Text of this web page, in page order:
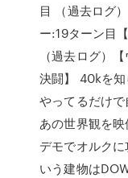
目 （過去ログ
ー:19ターン目
（過去ログ）
決闘】 40kを
やってるだけ
あの世界観を
デモでオルク
いう建物は